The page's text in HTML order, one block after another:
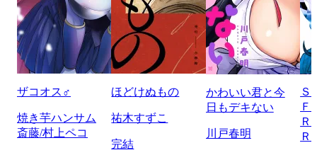
ザコオス♂
焼き芋ハンサム
斎藤/村上ペコ
ほどけぬもの
祐木すずこ
完結
かわいい君と今
日もデキない
川戸春明
Ｆ
Ｒ